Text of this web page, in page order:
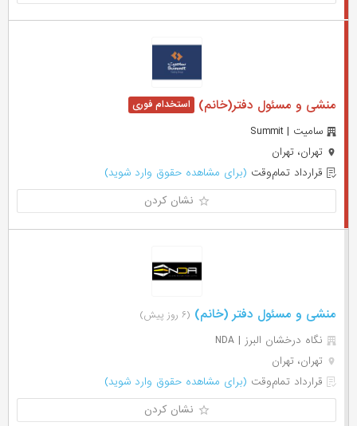
منشی و مسئول دفتر(خانم)
سامیت | Summit
تهران، تهران
قرارداد تمام‌وقت (برای مشاهده حقوق وارد شوید)
نشان کردن
منشی و مسئول دفتر (خانم) (۶ روز پیش)
نگاه درخشان البرز | NDA
تهران، تهران
قرارداد تمام‌وقت (برای مشاهده حقوق وارد شوید)
نشان کردن